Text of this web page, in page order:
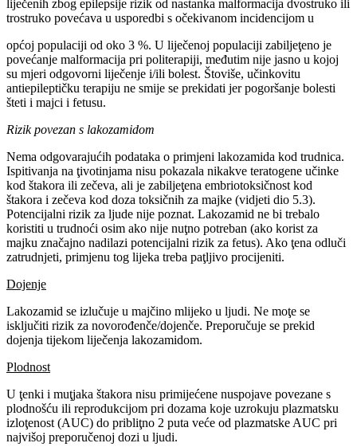
liječenih zbog epilepsije rizik od nastanka malformacija dvostruko ili
trostruko povećava u usporedbi s očekivanom incidencijom u
općoj populaciji od oko 3 %. U liječenoj populaciji zabiljeţeno je
povećanje malformacija pri politerapiji, međutim nije jasno u kojoj
su mjeri odgovorni liječenje i/ili bolest. Štoviše, učinkovitu
antiepileptičku terapiju ne smije se prekidati jer pogoršanje bolesti
šteti i majci i fetusu.
Rizik povezan s lakozamidom
Nema odgovarajućih podataka o primjeni lakozamida kod trudnica.
Ispitivanja na ţivotinjama nisu pokazala nikakve teratogene učinke
kod štakora ili zečeva, ali je zabiljeţena embriotoksičnost kod
štakora i zečeva kod doza toksičnih za majke (vidjeti dio 5.3).
Potencijalni rizik za ljude nije poznat. Lakozamid ne bi trebalo
koristiti u trudnoći osim ako nije nuţno potreban (ako korist za
majku značajno nadilazi potencijalni rizik za fetus). Ako ţena odluči
zatrudnjeti, primjenu tog lijeka treba paţljivo procijeniti.
Dojenje
Lakozamid se izlučuje u majčino mlijeko u ljudi. Ne moţe se
isključiti rizik za novorođenče/dojenče. Preporučuje se prekid
dojenja tijekom liječenja lakozamidom.
Plodnost
U ţenki i muţjaka štakora nisu primijećene nuspojave povezane s
plodnošću ili reprodukcijom pri dozama koje uzrokuju plazmatsku
izloţenost (AUC) do pribliţno 2 puta veće od plazmatske AUC pri
najvišoj preporučenoj dozi u ljudi.